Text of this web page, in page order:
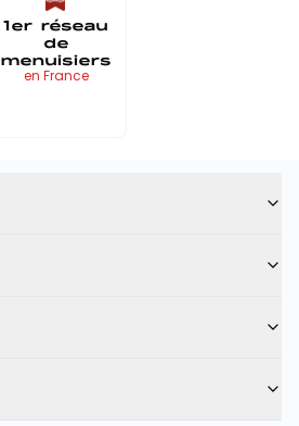
1er réseau
de
menuisiers
en France